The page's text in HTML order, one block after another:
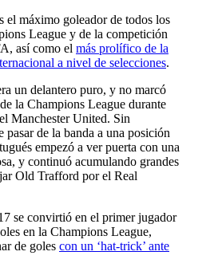
el máximo goleador de todos los
League y de la competición
así como el más prolífico de la
a nivel de selecciones.
un delantero puro, y no marcó
la Champions League durante
Manchester United. Sin
pasar de la banda a una posición
empezó a ver puerta con una
y continuó acumulando grandes
Old Trafford por el Real
se convirtió en el primer jugador
en la Champions League,
de goles con un ‘hat-trick’ ante